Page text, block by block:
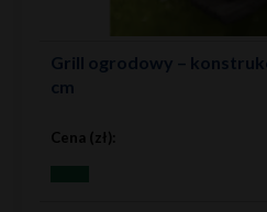
Grill ogrodowy –
cm
Cena (zł):